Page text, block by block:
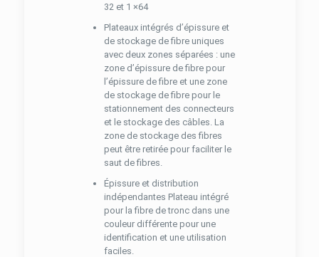
32 et 1 ×64
Plateaux intégrés d’épissure et
de stockage de fibre uniques
avec deux zones séparées : une
zone d’épissure de fibre pour
l’épissure de fibre et une zone
de stockage de fibre pour le
stationnement des connecteurs
et le stockage des câbles. La
zone de stockage des fibres
peut être retirée pour faciliter le
saut de fibres.
Épissure et distribution
indépendantes Plateau intégré
pour la fibre de tronc dans une
couleur différente pour une
identification et une utilisation
faciles.